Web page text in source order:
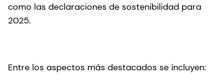
como las declaraciones de sostenibilidad para
2025.
Entre los aspectos más destacados se incluyen: